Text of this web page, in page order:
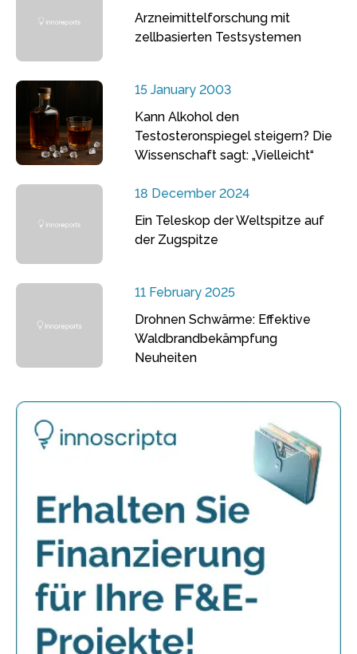
Arzneimittelforschung mit
zellbasierten Testsystemen
15 January 2003
Kann Alkohol den
Testosteronspiegel steigern? Die
Wissenschaft sagt: „Vielleicht“
18 December 2024
Ein Teleskop der Weltspitze auf
der Zugspitze
11 February 2025
Drohnen Schwärme: Effektive
Waldbrandbekämpfung
Neuheiten